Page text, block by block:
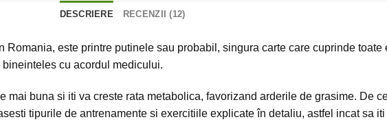
DESCRIERE RECENZII (12)
este printre putinele sau probabil, singura carte care cuprinde toate
cu acordul medicului.
buna si iti va creste rata metabolica, favorizand arderile de grasime. De
tipurile de antrenamente si exercitiile explicate în detaliu, astfel incat sa